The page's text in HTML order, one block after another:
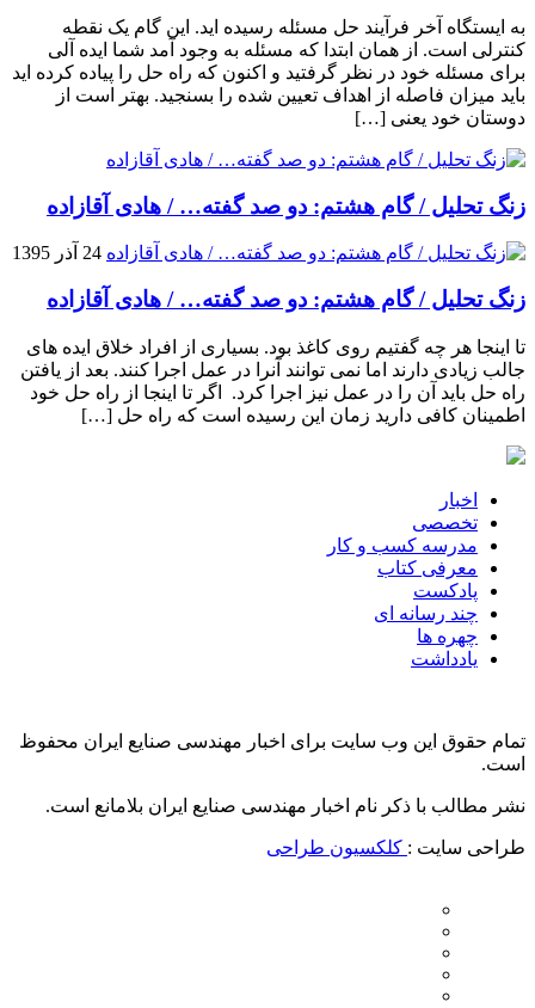
به ایستگاه آخر فرآیند حل مسئله رسیده اید. این گام یک نقطه
کنترلی است. از همان ابتدا که مسئله به وجود آمد شما ایده آلی
برای مسئله خود در نظر گرفتید و اکنون که راه حل را پیاده کرده اید
باید میزان فاصله از اهداف تعیین شده را بسنجید. بهتر است از
دوستان خود یعنی […]
زنگ تحلیل / گام هشتم: دو صد گفته… / هادی آقازاده
24 آذر 1395
زنگ تحلیل / گام هشتم: دو صد گفته… / هادی آقازاده
تا اینجا هر چه گفتیم روی کاغذ بود. بسیاری از افراد خلاق ایده های
جالب زیادی دارند اما نمی توانند آنرا در عمل اجرا کنند. بعد از یافتن
راه حل باید آن را در عمل نیز اجرا کرد. اگر تا اینجا از راه حل خود
اطمینان کافی دارید زمان این رسیده است که راه حل […]
اخبار
تخصصی
مدرسه کسب و کار
معرفی کتاب
پادکست
چند رسانه ای
چهره ها
یادداشت
تمام حقوق این وب سایت برای اخبار مهندسی صنایع ایران محفوظ
است.
نشر مطالب با ذکر نام اخبار مهندسی صنایع ایران بلامانع است.
طراحی سایت : کلکسیون طراحی